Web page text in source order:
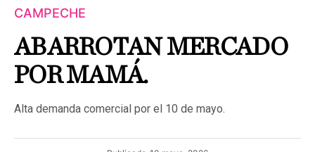
CAMPECHE
ABARROTAN MERCADO
POR MAMÁ.
Alta demanda comercial por el 10 de mayo.